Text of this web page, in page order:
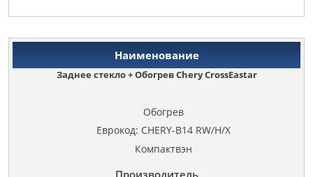
Заднее стекло + Обогрев Chery CrossEastar
Обогрев
Еврокод: CHERY-B14 RW/H/X
Компактвэн